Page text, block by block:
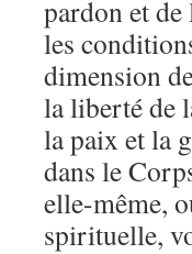
pardon et
les
dimension
la liberté de
la paix et la
dans le
elle-même,
spirituelle,